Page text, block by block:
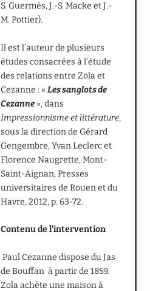
S. Guermès, J.-S. Macke et J.-
M. Pottier).
Il est l’auteur de plusieurs
études consacrées à l’étude
des relations entre Zola et
Cezanne : «Les sanglots de
Cezanne », dans
Impressionnisme et littérature,
sous la direction de Gérard
Gengembre, Yvan Leclerc et
Florence Naugrette, Mont-
Saint-Aignan, Presses
universitaires de Rouen et du
Havre, 2012, p. 63-72.
Contenu de l’intervention
Paul Cezanne dispose du Jas
de Bouffan à partir de 1859.
Zola achète une maison à